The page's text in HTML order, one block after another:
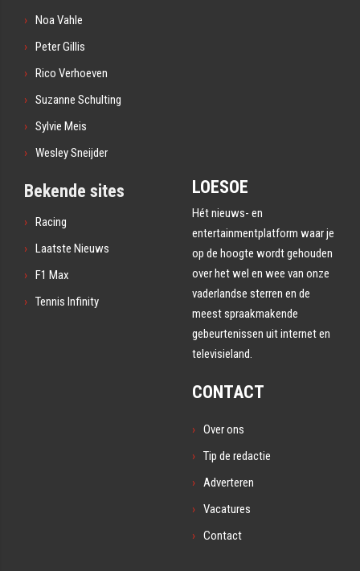
Noa Vahle
Peter Gillis
Rico Verhoeven
Suzanne Schulting
Sylvie Meis
Wesley Sneijder
Bekende sites
Racing
Laatste Nieuws
F1 Max
Tennis Infinity
LOESOE
Hét nieuws- en
entertainmentplatform waar je
op de hoogte wordt gehouden
over het wel en wee van onze
vaderlandse sterren en de
meest spraakmakende
gebeurtenissen uit internet en
televisieland.
CONTACT
Over ons
Tip de redactie
Adverteren
Vacatures
Contact